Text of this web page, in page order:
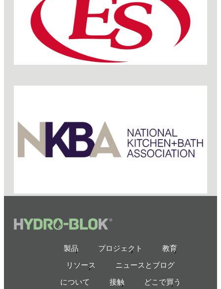
製品 プロジェクト
教育
リソース
ニュースとブログ
について
接触
どこで買う